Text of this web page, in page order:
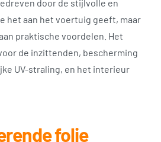
door de stijlvolle en
het aan het voertuig geeft, maar
praktische voordelen. Het
de inzittenden, bescherming
UV-straling, en het interieur
folie